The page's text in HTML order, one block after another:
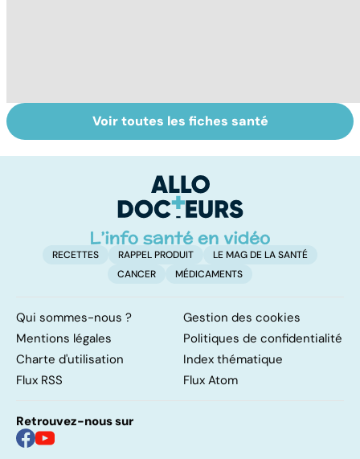
Tout savoir sur
les infections
Inflammation des
amygdales : que
d'angine ?
Voir toutes les fiches santé
RECETTES RAPPEL PRODUIT
LE MAG DE LA SANTÉ
CANCER
MÉDICAMENTS
Qui sommes-nous ?
Gestion des cookies
Mentions légales
Politiques de confidentialité
Charte d'utilisation
Index thématique
Flux RSS
Flux Atom
Retrouvez-nous sur